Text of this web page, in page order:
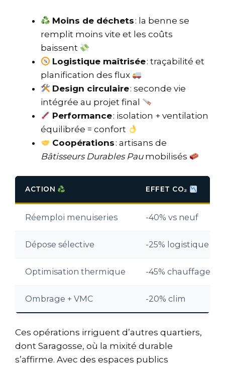
Moins de déchets : la benne se
remplit moins vite et les coûts
baissent
Logistique maîtrisée: traçabilité et
planification des flux
Design circulaire: seconde vie
intégrée au projet final
Performance: isolation + ventilation
équilibrée = confort
Coopérations : artisans de
Bâtisseurs Durables Paumobilisés
ACTION EFFET CO₂
Réemploi menuiseries -40% vs neuf
Dépose sélective -25% logistique
Optimisation thermique -45% chauffage
Ombrage + VMC -20% clim
Ces opérations irriguent d’autres quartiers,
dont Saragosse, où la mixité durable
s’affirme. Avec des espaces publics